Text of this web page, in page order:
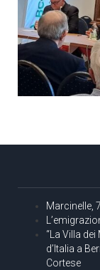
Marcinelle,
“La Villa
d’Italia a
Cortese